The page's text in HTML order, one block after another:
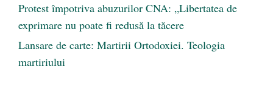
Protest împotriva abuzurilor CNA: „Libertatea de
exprimare nu poate fi redusă la tăcere
Lansare de carte: Martirii Ortodoxiei. Teologia
martiriului